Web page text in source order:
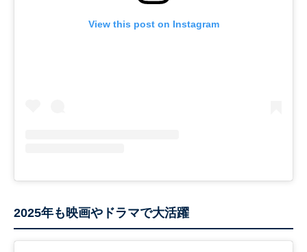
View this post on Instagram
2025年も映画やドラマで大活躍